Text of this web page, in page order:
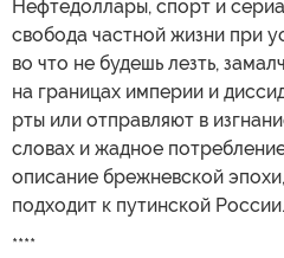
Нефтедоллары, спорт и
свобода частной жизни при
во что не будешь лезть,
на границах империи и
рты или отправляют в
словах и жадное
описание брежневской
подходит к путинской России.
****